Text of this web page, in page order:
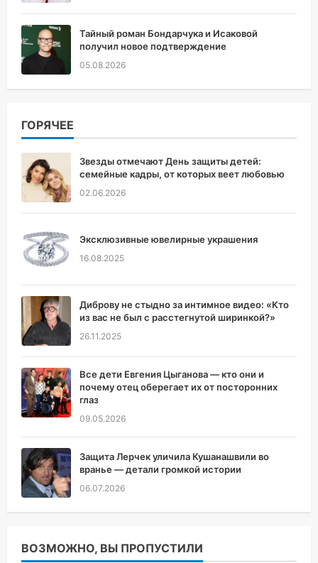
Тайный роман Бондарчука и Исаковой
получил новое подтверждение
05.08.2026
ГОРЯЧЕЕ
Звезды отмечают День защиты детей:
семейные кадры, от которых веет любовью
02.06.2026
Эксклюзивные ювелирные украшения
16.08.2025
Диброву не стыдно за интимное видео: «Кто
из вас не был с расстегнутой ширинкой?»
26.11.2025
Все дети Евгения Цыганова — кто они и
почему отец оберегает их от посторонних
глаз
09.05.2026
Защита Лерчек уличила Кушанашвили во
вранье — детали громкой истории
06.07.2026
ВОЗМОЖНО, ВЫ ПРОПУСТИЛИ